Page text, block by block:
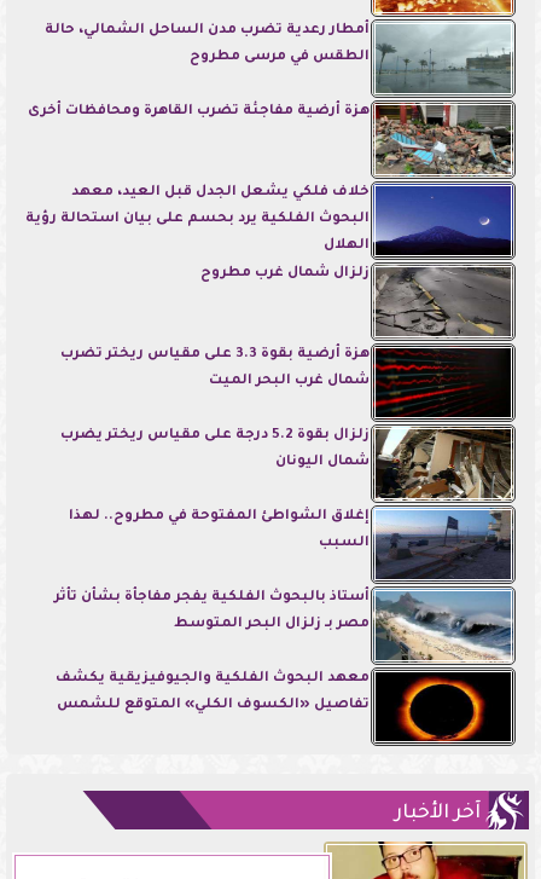
أمطار رعدية تضرب مدن الساحل الشمالي، حالة
الطقس في مرسى مطروح
هزة أرضية مفاجئة تضرب القاهرة ومحافظات أخرى
خلاف فلكي يشعل الجدل قبل العيد، معهد
البحوث الفلكية يرد بحسم على بيان استحالة رؤية
الهلال
زلزال شمال غرب مطروح
هزة أرضية بقوة 3.3 على مقياس ريختر تضرب
شمال غرب البحر الميت
زلزال بقوة 5.2 درجة على مقياس ريختر يضرب
شمال اليونان
إغلاق الشواطئ المفتوحة في مطروح.. لهذا
السبب
أستاذ بالبحوث الفلكية يفجر مفاجأة بشأن تأثر
مصر بـ زلزال البحر المتوسط
معهد البحوث الفلكية والجيوفيزيقية يكشف
تفاصيل «الكسوف الكلي» المتوقع للشمس
آخر الأخبار